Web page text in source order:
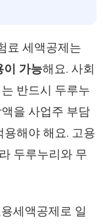
료 세액공제는
이 가능해요. 사회
반드시 두루누
을 사업주 부담
용해야 해요. 고용
두루누리와 무
세액공제로 일